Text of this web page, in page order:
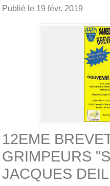
Publié le 19 févr. 2019
12EME
GRIMPEURS
JACQUES